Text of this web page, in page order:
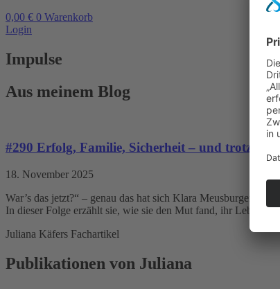
0,00 € 0 Warenkorb
Login
Impulse
Aus meinem Blog
#290 Erfolg, Familie, Sicherheit – und trotzdem
18. November 2025
War’s das jetzt?“ – genau das hat sich Klara Meusburger
In dieser Folge erzählt sie, wie sie den Mut fand, ihr Leben
Juliana Käfers Fachartikel
Publikationen von Juliana